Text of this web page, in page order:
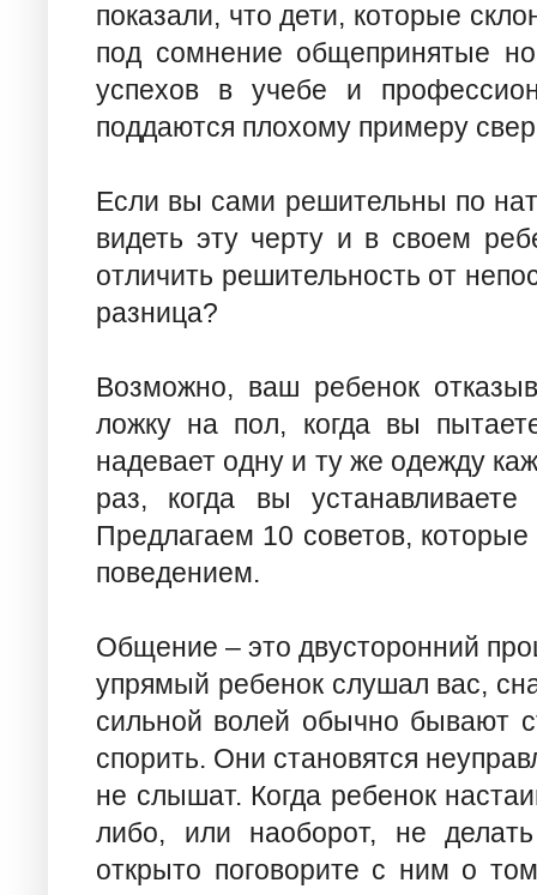
показали, что дети, которые
под сомнение общепринятые
успехов в учебе и
поддаются плохому примеру
Если вы сами решительны по
видеть эту черту и в своем
отличить решительность от
разница?
Возможно, ваш ребенок
ложку на пол, когда вы
надевает одну и ту же одежду
раз, когда вы
Предлагаем 10 советов,
поведением.
Общение – это двусторонний
упрямый ребенок слушал вас,
сильной волей обычно бывают
спорить. Они становятся
не слышат. Когда ребенок
либо, или наоборот, не
открыто поговорите с ним о